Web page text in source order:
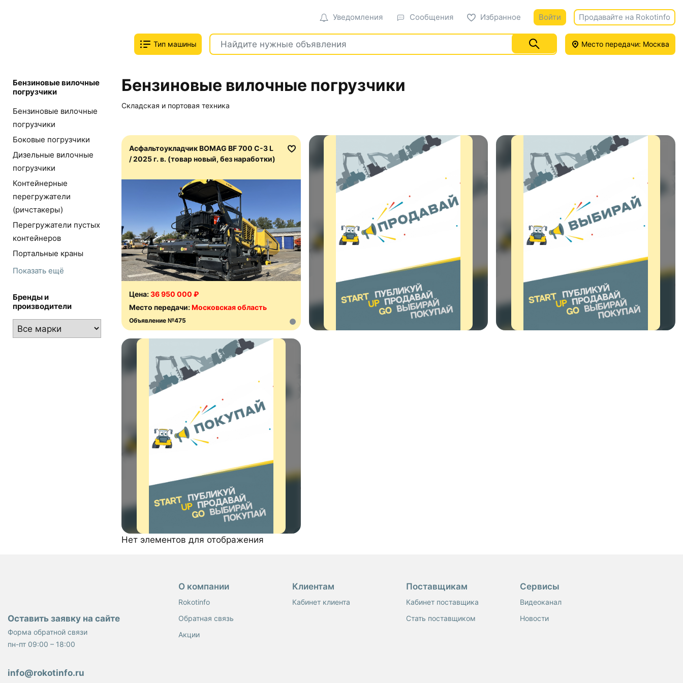
Уведомления Сообщения Избранное Войти Продавайте на Rokotinfo
Тип машины Место передачи: Москва
Бензиновые вилочные
погрузчики
Бензиновые вилочные
погрузчики
Боковые погрузчики
Дизельные вилочные
погрузчики
Контейнерные
перегружатели
(ричстакеры)
Перегружатели пустых
контейнеров
Портальные краны
Показать ещё
Бренды и
производители
Бензиновые вилочные погрузчики
Складская и портовая техника
Асфальтоукладчик BOMAG BF 700 C-3 L
/ 2025 г. в. (товар новый, без наработки)
Цена:36 950 000 ₽
Место передачи:Московская область
Объявление №475
Нет элементов для отображения
Оставить заявку на сайте
Форма обратной связи
пн-пт 09:00 – 18:00
info@rokotinfo.ru
О компании
Rokotinfo
Обратная связь
Акции
Клиентам
Кабинет клиента
Поставщикам
Кабинет поставщика
Стать поставщиком
Сервисы
Видеоканал
Новости